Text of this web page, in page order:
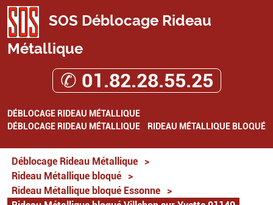
SOS Déblocage Rideau
Métallique
✆ 01.82.28.55.25
DÉBLOCAGE RIDEAU MÉTALLIQUE
DÉBLOCAGE RIDEAU MÉTALLIQUE
RIDEAU MÉTALLIQUE BLOQUÉ
Déblocage Rideau Métallique
>
Rideau Métallique bloqué
>
Rideau Métallique bloqué Essonne
>